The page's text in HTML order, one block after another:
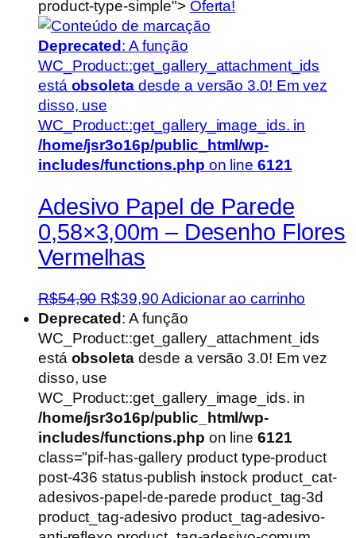
product-type-simple"> Oferta!
Deprecated : A função
WC_Product::get_gallery_attachment_ids
está obsoletadesde a versão 3.0! Em vez
disso, use
WC_Product::get_gallery_image_ids. in
/home/jsr3o16p/public_html/wp-
includes/functions.php on line 6121
Adesivo Papel de Parede
0,58×3,00m – Desenho Flores
Vermelhas
R$54,90 O
preço
original
era:
R$54,90.
R$39,90O
preço
atual
é:
Adicionar ao carrinho
Deprecated : A função
WC_Product::get_gallery_attachment_ids
está obsoletadesde a versão 3.0! Em vez
disso, use
WC_Product::get_gallery_image_ids. in
/home/jsr3o16p/public_html/wp-
includes/functions.php on line 6121
class="pif-has-gallery product type-product
post-436 status-publish instock product_cat-
adesivos-papel-de-parede product_tag-3d
product_tag-adesivo product_tag-adesivo-